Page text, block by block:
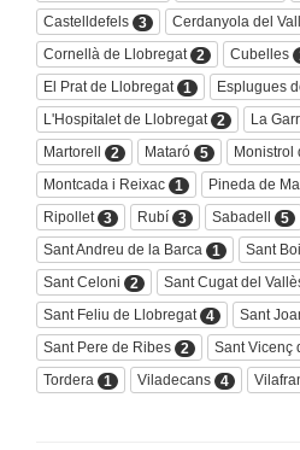
Castelldefels 3 Cerdanyola del
Cornellà de Llobregat 2 Cubelles
El Prat de Llobregat 1 Esplugues
L'Hospitalet de Llobregat 2 La
Martorell
2 Mataró 5 Monistrol
Montcada i Reixac 1 Pineda de
Ripollet 3 Rubí 3 Sabadell 5
Sant Andreu de la Barca
1 Sant
Sant Celoni
2 Sant Cugat del
Sant Feliu de Llobregat 4 Sant
Sant Pere de Ribes 2 Sant Vicenç
Tordera
1 Viladecans 4